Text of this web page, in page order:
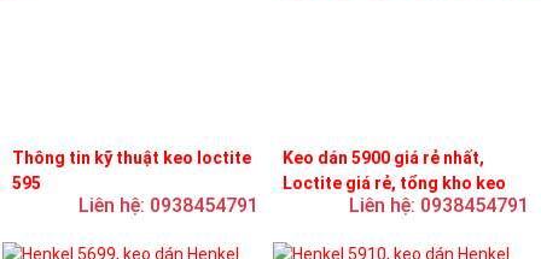
Thông tin kỹ thuật keo loctite
595
Liên hệ: 0938454791
Keo dán 5900 giá rẻ nhất,
Loctite giá rẻ, tổng kho keo
Liên hệ: 0938454791